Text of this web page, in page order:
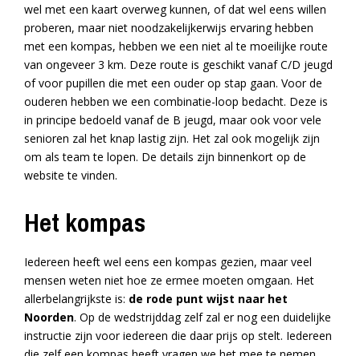
wel met een kaart overweg kunnen, of dat wel eens willen
proberen, maar niet noodzakelijkerwijs ervaring hebben
met een kompas, hebben we een niet al te moeilijke route
van ongeveer 3 km. Deze route is geschikt vanaf C/D jeugd
of voor pupillen die met een ouder op stap gaan. Voor de
ouderen hebben we een combinatie-loop bedacht. Deze is
in principe bedoeld vanaf de B jeugd, maar ook voor vele
senioren zal het knap lastig zijn. Het zal ook mogelijk zijn
om als team te lopen. De details zijn binnenkort op de
website te vinden.
Het kompas
Iedereen heeft wel eens een kompas gezien, maar veel
mensen weten niet hoe ze ermee moeten omgaan. Het
allerbelangrijkste is: de rode punt wijst naar het
Noorden. Op de wedstrijddag zelf zal er nog een duidelijke
instructie zijn voor iedereen die daar prijs op stelt. Iedereen